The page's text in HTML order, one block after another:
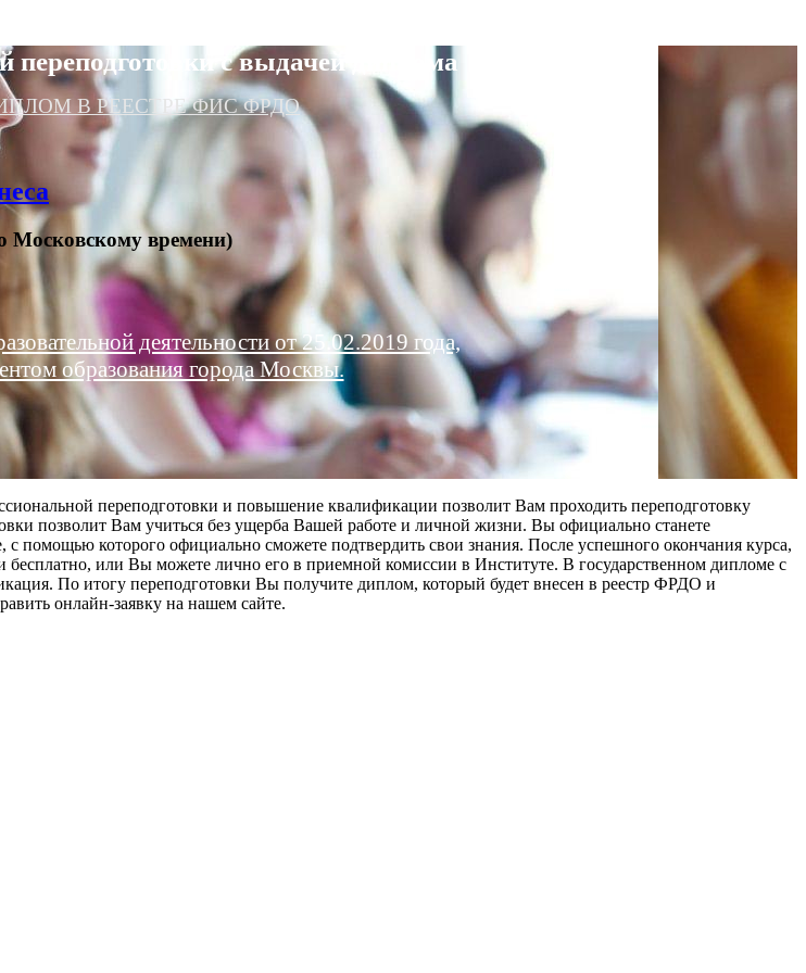
переподготовки с выдачей диплома
В РЕЕСТРЕ ФИС ФРДО
Московскому времени)
деятельности от 25.02.2019 года,
образования города Москвы.
переподготовки и повышение квалификации позволит Вам проходить переподготовку
позволит Вам учиться без ущерба Вашей работе и личной жизни. Вы официально станете
помощью которого официально сможете подтвердить свои знания. После успешного окончания курса,
или Вы можете лично его в приемной комиссии в Институте. В государственном дипломе с
По итогу переподготовки Вы получите диплом, который будет внесен в реестр ФРДО и
онлайн-заявку на нашем сайте.